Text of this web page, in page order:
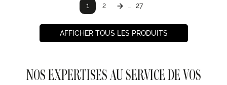
1 2 ... 27
AFFICHER TOUS LES PRODUITS
NOS EXPERTISES AU SERVICE DE VOS